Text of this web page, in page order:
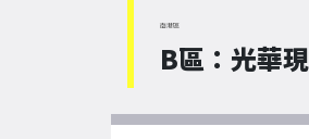
南港區
B區：光華